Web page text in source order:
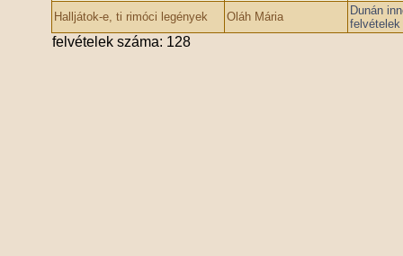
Halljátok-e, ti rimóci legények Oláh Mária
Dunán
felvételek
felvételek száma: 128